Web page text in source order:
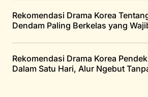
Rekomendasi Drama Korea
Dendam Paling Berkelas yang
Rekomendasi Drama Korea
Dalam Satu Hari, Alur Ngebut